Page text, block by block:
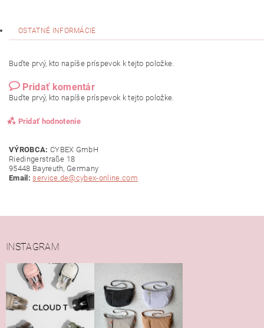
OSTATNÉ INFORMÁCIE
Buďte prvý, kto napíše príspevok k tejto položke.
Pridať komentár
Buďte prvý, kto napíše príspevok k tejto položke.
Pridať hodnotenie
Vložením hodnotenie súhlasíte spodmienkami ochrany
osobných údajov
VÝROBCA: CYBEX GmbH
Riedingerstraße 18
95448 Bayreuth, Germany
Email: service.de@cybex-online.com
INSTAGRAM